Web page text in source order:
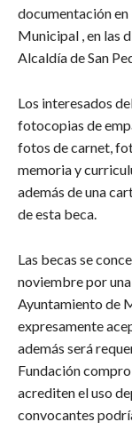
documentación
Municipal , en las
Alcaldía de San
Los interesados
fotocopias de
fotos de carnet,
memoria y
además de una
de esta beca.
Las becas se
noviembre por
Ayuntamiento de
expresamente
además será
Fundación
acrediten el uso
convocantes